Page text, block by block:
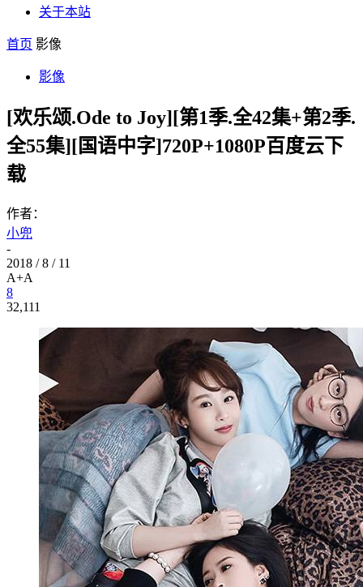
关于本站
首页 影像
影像
[欢乐颂.Ode to Joy][第1季.全42集+第2季.
全55集][国语中字]720P+1080P百度云下
载
作者：
小兜
-
2018 / 8 / 11
A+A
8
32,111